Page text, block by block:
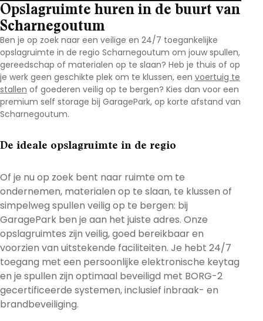
Opslagruimte huren in de buurt van
Scharnegoutum
Ben je op zoek naar een veilige en 24/7 toegankelijke
opslagruimte in de regio Scharnegoutum om jouw spullen,
gereedschap of materialen op te slaan? Heb je thuis of op
je werk geen geschikte plek om te klussen, een voertuig te
stallen of goederen veilig op te bergen? Kies dan voor een
premium self storage bij GaragePark, op korte afstand van
Scharnegoutum.
De ideale opslagruimte in de regio
Of je nu op zoek bent naar ruimte om te
ondernemen, materialen op te slaan, te klussen of
simpelweg spullen veilig op te bergen: bij
GaragePark ben je aan het juiste adres. Onze
opslagruimtes zijn veilig, goed bereikbaar en
voorzien van uitstekende faciliteiten. Je hebt 24/7
toegang met een persoonlijke elektronische keytag
en je spullen zijn optimaal beveiligd met BORG-2
gecertificeerde systemen, inclusief inbraak- en
brandbeveiliging.